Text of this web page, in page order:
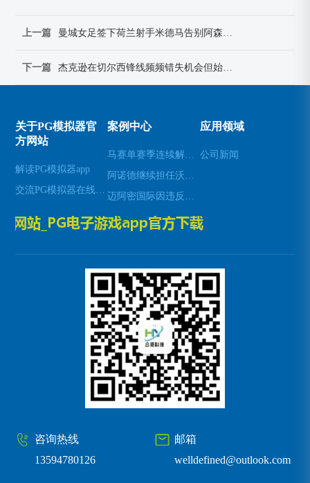
上一篇
下一篇
关于PG模拟器官
方网站
解读PG模拟器app
案例中心 应用领域
公司新闻
邮箱
welldefined@outlook.com
咨询热线
13594780126